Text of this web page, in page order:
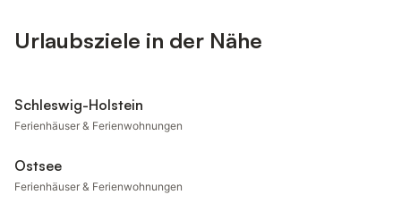
Urlaubsziele in der Nähe
Schleswig-Holstein
Ferienhäuser & Ferienwohnungen
Ostsee
Ferienhäuser & Ferienwohnungen